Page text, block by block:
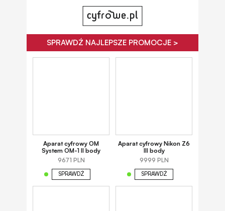
SPRAWDŹ NAJLEPSZE PROMOCJE >
Aparat cyfrowy OM
System OM-1 II body
9671 PLN
SPRAWDŹ
Aparat cyfrowy Nikon Z6
III body
9999 PLN
SPRAWDŹ